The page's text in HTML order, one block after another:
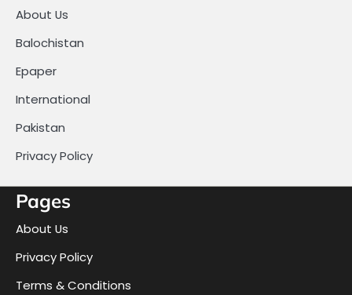
About Us
Balochistan
Epaper
International
Pakistan
Privacy Policy
Pages
About Us
Privacy Policy
Terms & Conditions